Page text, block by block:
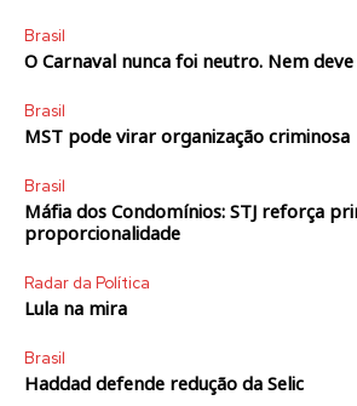
Brasil
O Carnaval nunca foi neutro. Nem
Brasil
MST pode virar organização criminosa
Brasil
Máfia dos Condomínios: STJ reforça
proporcionalidade
Radar da Política
Lula na mira
Brasil
Haddad defende redução da Selic